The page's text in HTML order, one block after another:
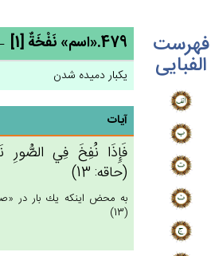
فهرست
الفبایی
479.«اسم» نَفْخَة‌ٌ [1] ← نفخ
یکبار دمیده شدن
آیات
فَإِذَا نُفِخ‌َ فِي‌ الصُّورِ
(حاقه: 13)
به محض اينكه يك بار در
(13)